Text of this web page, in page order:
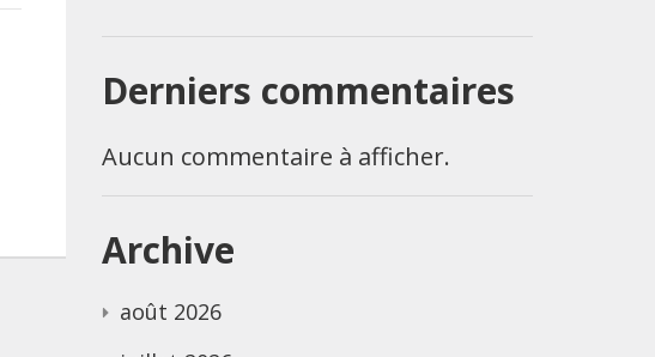
Derniers commentaires
Aucun commentaire à afficher.
Archive
août 2026